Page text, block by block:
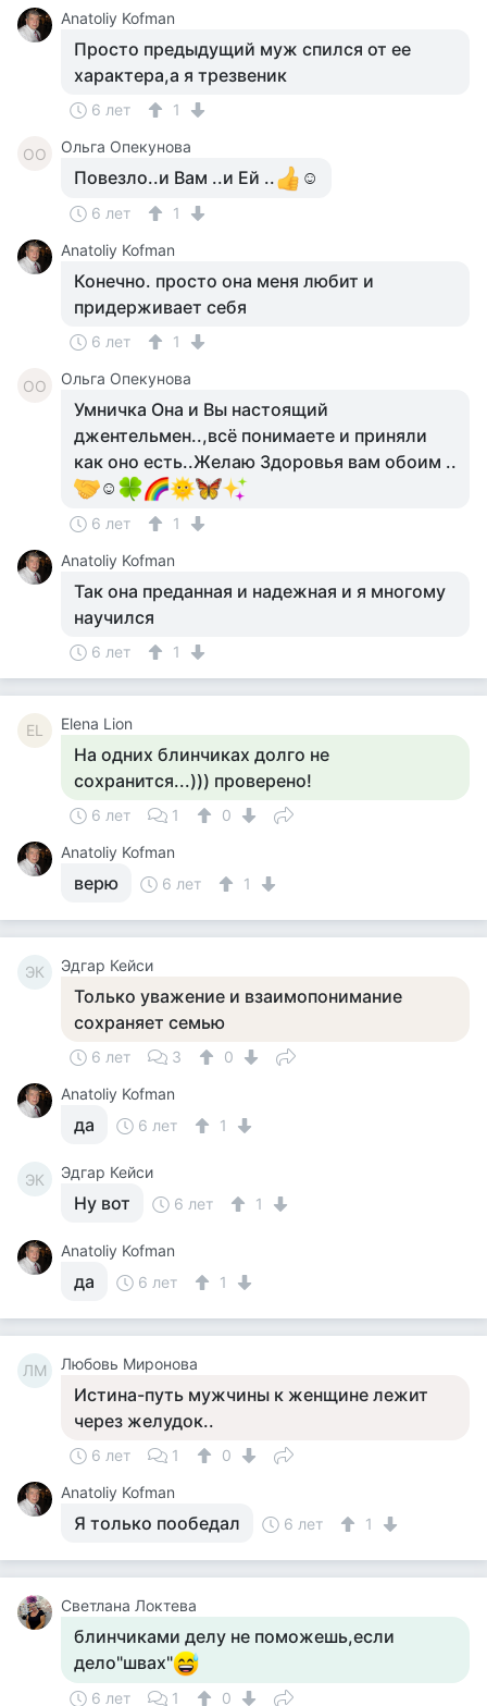
Anatoliy Kofman
Просто предыдущий муж спился от ее
характера,а я трезвеник
6 лет 1
ОО Ольга Опекунова
Повезло..и Вам ..и Ей .. ☺
6 лет
1
Anatoliy Kofman
Конечно. просто она меня любит и
придерживает себя
6 лет 1
ОО Ольга Опекунова
Умничка Она и Вы настоящий
джентельмен..,всё понимаете и приняли
как оно есть..Желаю Здоровья вам обоим ..
☺
6 лет
1
Anatoliy Kofman
Так она преданная и надежная и я многому
научился
6 лет 1
EL Elena Lion
На одних блинчиках долго не
сохранится...))) проверено!
6 лет 1
0
Anatoliy Kofman
верю 6 лет 1
ЭК Эдгар Кейси
Только уважение и взаимопонимание
сохраняет семью
6 лет 3
0
Anatoliy Kofman
да 6 лет 1
ЭК Эдгар Кейси
Ну вот 6 лет 1
Anatoliy Kofman
да 6 лет 1
ЛМ Любовь Миронова
Истина-путь мужчины к женщине лежит
через желудок..
6 лет 1
0
Anatoliy Kofman
Я только пообедал 6 лет 1
Светлана Локтева
блинчиками делу не поможешь,если
дело"швах"
6 лет 1 0